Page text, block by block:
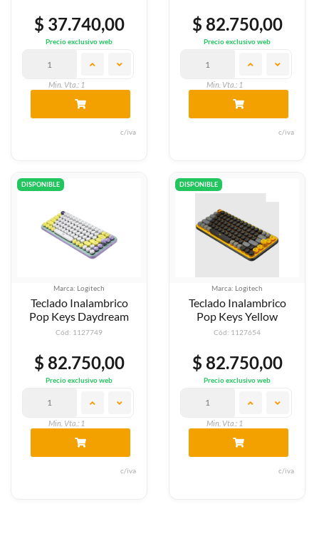
$ 37.740,00
Precio exclusivo web
Min. Vta.: 1
c/iva
$ 82.750,00
Precio exclusivo web
Min. Vta.: 1
c/iva
DISPONIBLE
Marca: Logitech
Teclado Inalambrico
Pop Keys Daydream
Cód: 1127749
$ 82.750,00
Precio exclusivo web
Min. Vta.: 1
c/iva
DISPONIBLE
Marca: Logitech
Teclado Inalambrico
Pop Keys Yellow
Cód: 1127654
$ 82.750,00
Precio exclusivo web
Min. Vta.: 1
c/iva